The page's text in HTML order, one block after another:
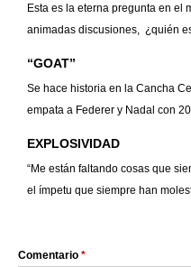
Esta es la eterna pregunta en el
animadas discusiones, ¿quién
“GOAT”
Se hace historia en la Cancha
empata a Federer y Nadal con 20
EXPLOSIVIDAD
“Me están faltando cosas que
el ímpetu que siempre han
Comentario *